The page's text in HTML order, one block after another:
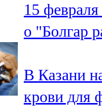
15
о "Болгар
В Казани
крови для